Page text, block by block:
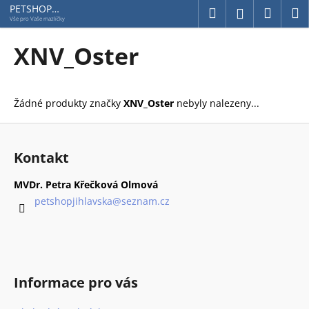
Přejít
na
obsah
PETSHOP
Jihlavská
Vše pro Vaše mazlíčky Hledat Přihlášení
XNV_Oster
Žádné produkty značky XNV_Oster nebyly nalezeny...
o
o
p
o
t
ř
e
b
u
t
e
Z
Kontakt
MVDr. Petra Křečková Olmová
petshopjihlavska@seznam.cz
Informace pro vás